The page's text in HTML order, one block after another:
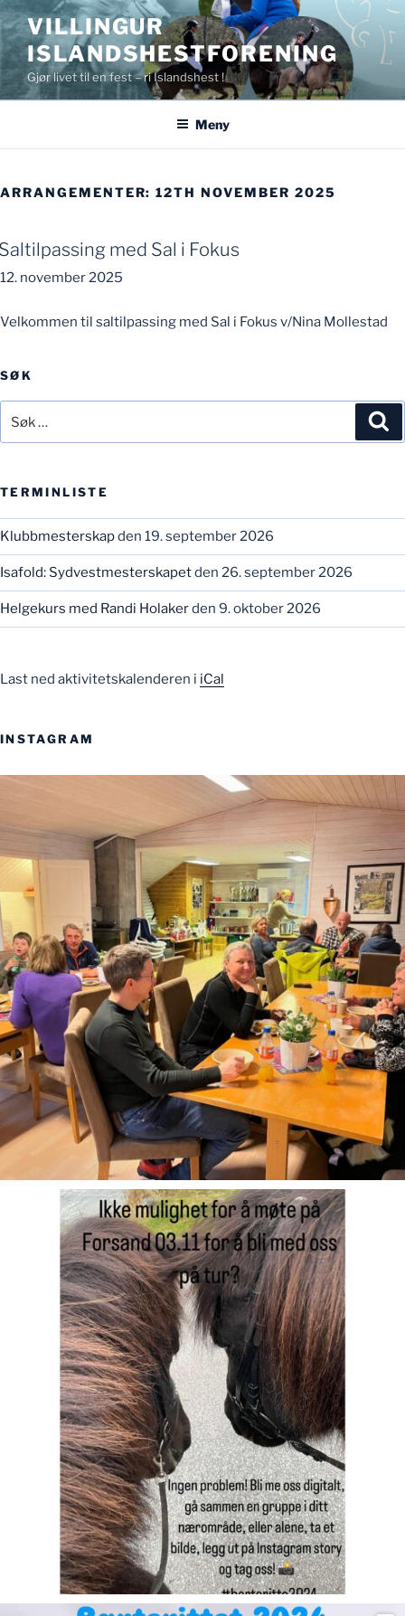
Gå
til
innhold
VILLINGUR
ISLANDSHESTFORENING
Gjør livet til en fest – ri Islandshest !
Meny
ARRANGEMENTER: 12TH NOVEMBER 2025
med Sal i Fokus
12. november 2025
Velkommen til saltilpassing med Sal i Fokus v/Nina Mollestad
SØK
etter:
TERMINLISTE
Klubbmesterskapden 19. september 2026
Isafold: Sydvestmesterskapetden 26. september 2026
Helgekurs med Randi Holakerden 9. oktober 2026
Last ned aktivitetskalenderen i iCal
INSTAGRAM